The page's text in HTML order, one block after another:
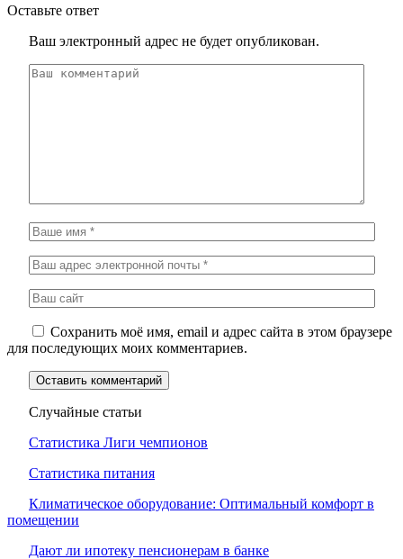
Оставьте ответ
Ваш электронный адрес не будет опубликован.
Сохранить моё имя, email и адрес сайта в этом браузере
для последующих моих комментариев.
Случайные статьи
Статистика Лиги чемпионов
Статистика питания
Климатическое оборудование: Оптимальный комфорт в
помещении
Дают ли ипотеку пенсионерам в банке